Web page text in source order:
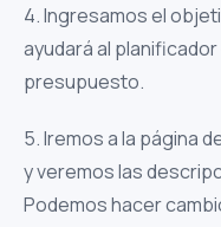
4. Ingresamos el
ayudará al
presupuesto.
5. Iremos a la página
y veremos las
Podemos hacer